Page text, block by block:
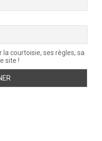
courtoisie, ses règles, sa
site !